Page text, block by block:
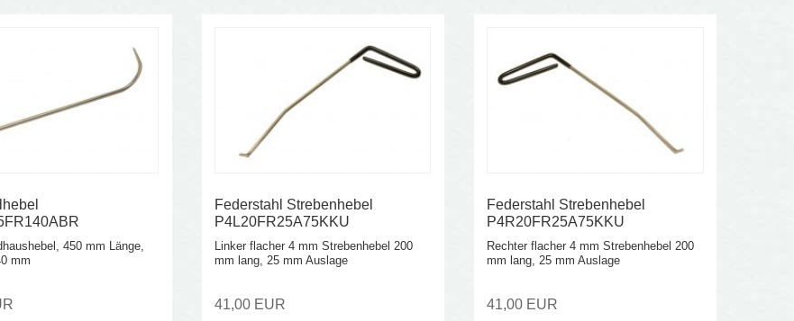
450 mm Länge,
mm
Federstahl Strebenhebel
P4L20FR25A75KKU
Linker flacher 4 mm Strebenhebel 200
mm lang, 25 mm Auslage
41,00 EUR
Federstahl Strebenhebel
P4R20FR25A75KKU
Rechter flacher 4 mm Strebenhebel 200
mm lang, 25 mm Auslage
41,00 EUR